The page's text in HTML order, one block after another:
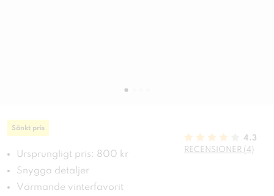
Sänkt pris
Ursprungligt pris: 800 kr
Snygga detaljer
Värmande vinterfavorit
4.3
RECENSIONER (4)